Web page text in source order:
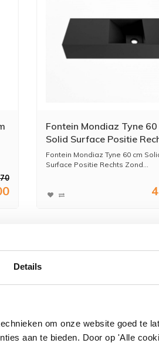
Details
om onze website goed te
aan te bieden. Door op 'Alle
Fontein Mondiaz Tyne 60
Solid Surface Positie
Zonder Kraangat Urban
Fontein Mondiaz Tyne 60 cm
Surface Positie Rechts Zond...